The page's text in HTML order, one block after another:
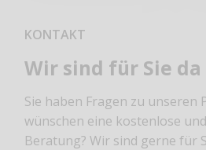
KONTAKT
Wir sind für Sie da
Sie haben Fragen zu unseren
wünschen eine kostenlose
Beratung? Wir sind gerne für